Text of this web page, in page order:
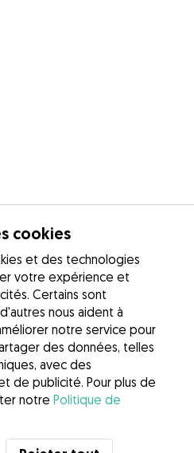
cookies
et des technologies
votre expérience et
Certains sont
nous aident à
notre service pour
des données, telles
avec des
de publicité. Pour plus de
notre Politique de